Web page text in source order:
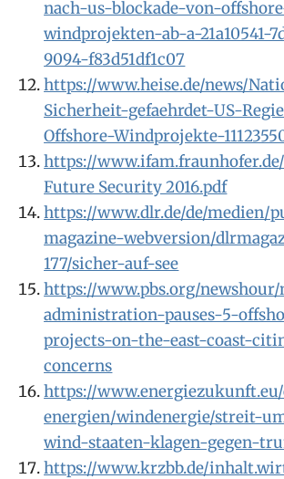
nach-us-blockade-von-
windprojekten-ab-a-21a10541-
9094-f83d51df1c07
https://www.heise.de/news/
Sicherheit-gefaehrdet-US-
Offshore-Windprojekte-
https://
Future Security 2016.pdf
https://www.dlr.de/de/medien/
magazine-webversion/
177/sicher-auf-see
https://www.pbs.org/
administration-pauses-5-
projects-on-the-east-coast-
concerns
https://
energien/windenergie/streit-
wind-staaten-klagen-gegen-
https://www.krzbb.de/